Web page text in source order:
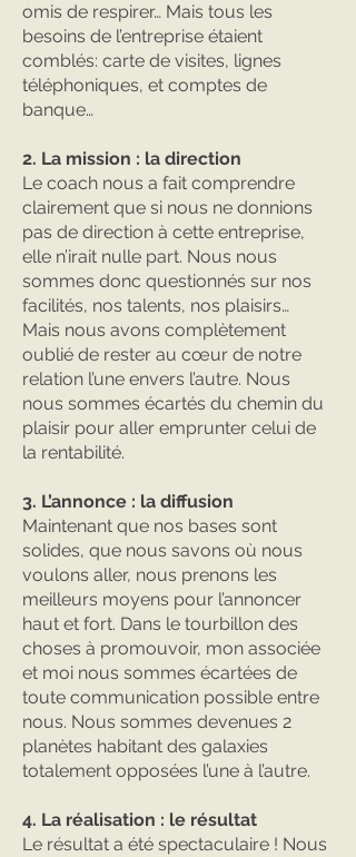
omis de respirer… Mais tous les
besoins de l’entreprise étaient
comblés: carte de visites, lignes
téléphoniques, et comptes de
banque…
2. La mission : la direction
Le coach nous a fait comprendre
clairement que si nous ne donnions
pas de direction à cette entreprise,
elle n’irait nulle part. Nous nous
sommes donc questionnés sur nos
facilités, nos talents, nos plaisirs…
Mais nous avons complètement
oublié de rester au cœur de notre
relation l’une envers l’autre. Nous
nous sommes écartés du chemin du
plaisir pour aller emprunter celui de
la rentabilité.
3. L’annonce : la diffusion
Maintenant que nos bases sont
solides, que nous savons où nous
voulons aller, nous prenons les
meilleurs moyens pour l’annoncer
haut et fort. Dans le tourbillon des
choses à promouvoir, mon associée
et moi nous sommes écartées de
toute communication possible entre
nous. Nous sommes devenues 2
planètes habitant des galaxies
totalement opposées l’une à l’autre.
4. La réalisation : le résultat
Le résultat a été spectaculaire ! Nous